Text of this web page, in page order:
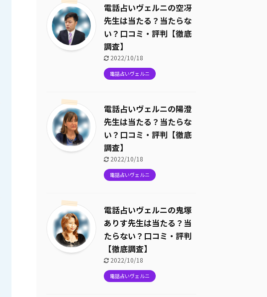
電話占いヴェルニの空冴
先生は当たる？当たらな
い？口コミ・評判【徹底
調査】
2022/10/18
電話占いヴェルニ
電話占いヴェルニの陽澄
先生は当たる？当たらな
い？口コミ・評判【徹底
調査】
2022/10/18
電話占いヴェルニ
電話占いヴェルニの鬼塚
ありす先生は当たる？当
たらない？口コミ・評判
【徹底調査】
2022/10/18
電話占いヴェルニ